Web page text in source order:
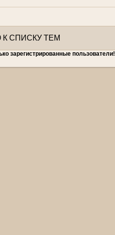
К СПИСКУ ТЕМ
зарегистрированные пользователи!